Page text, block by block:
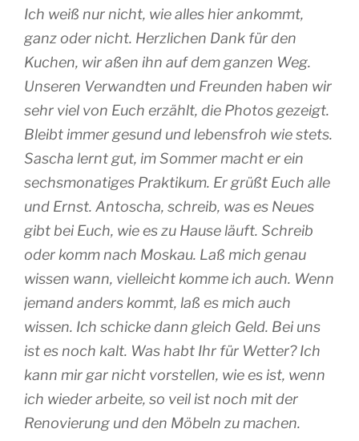
Ich weiß nur nicht, wie alles hier ankommt,
ganz oder nicht. Herzlichen Dank für den
Kuchen, wir aßen ihn auf dem ganzen Weg.
Unseren Verwandten und Freunden haben wir
sehr viel von Euch erzählt, die Photos gezeigt.
Bleibt immer gesund und lebensfroh wie stets.
Sascha lernt gut, im Sommer macht er ein
sechsmonatiges Praktikum. Er grüßt Euch alle
und Ernst. Antoscha, schreib, was es Neues
gibt bei Euch, wie es zu Hause läuft. Schreib
oder komm nach Moskau. Laß mich genau
wissen wann, vielleicht komme ich auch. Wenn
jemand anders kommt, laß es mich auch
wissen. Ich schicke dann gleich Geld. Bei uns
ist es noch kalt. Was habt Ihr für Wetter? Ich
kann mir gar nicht vorstellen, wie es ist, wenn
ich wieder arbeite, so veil ist noch mit der
Renovierung und den Möbeln zu machen.